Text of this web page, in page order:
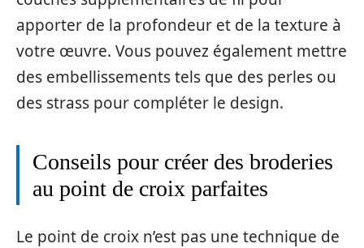
apporter de la profondeur et de la texture à
votre œuvre. Vous pouvez également mettre
des embellissements tels que des perles ou
des strass pour compléter le design.
Conseils pour créer des broderies
au point de croix parfaites
Le point de croix n’est pas une technique de